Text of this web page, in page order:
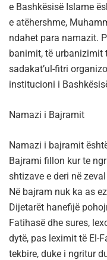
e Bashkësisë Islame
e atëhershme,
ndahet para namazit.
banimit, të urbanizimit
sadakat’ul-fitri
institucioni i
Namazi i Bajramit
Namazi i bajramit
Bajrami fillon kur te
shtizave e deri në
Në bajram nuk ka as
Dijetarët hanefijë
Fatihasë dhe sures,
dytë, pas leximit të El-
tekbire, duke i ngritur